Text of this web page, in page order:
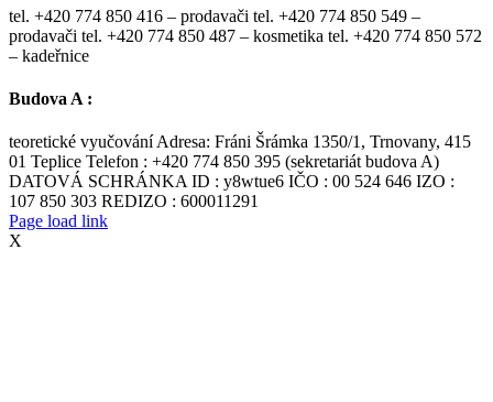
tel. +420 774 850 416 – prodavači tel. +420 774 850 549 –
prodavači tel. +420 774 850 487 – kosmetika tel. +420 774 850 572
– kadeřnice
Budova A :
teoretické vyučování Adresa: Fráni Šrámka 1350/1, Trnovany, 415
01 Teplice Telefon : +420 774 850 395 (sekretariát budova A)
DATOVÁ SCHRÁNKA ID : y8wtue6 IČO : 00 524 646 IZO :
107 850 303 REDIZO : 600011291
Page load link
X